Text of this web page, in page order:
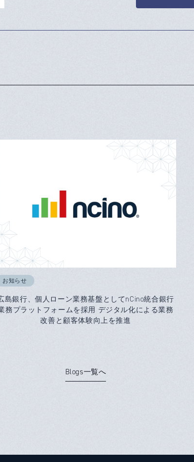
お知らせ
島銀行、個人ローン業務基盤としてnCino統合銀行
務プラットフォームを採用 デジタル化による業務
改善と顧客体験向上を推進
Blogs一覧へ